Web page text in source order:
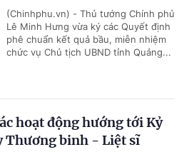
(Chinhphu.vn) - Thủ tướng Chính phủ
Lê Minh Hưng vừa ký các Quyết định
phê chuẩn kết quả bầu, miễn nhiệm
chức vụ Chủ tịch UBND tỉnh Quảng...
hoạt động hướng tới Kỷ
Thương binh - Liệt sĩ